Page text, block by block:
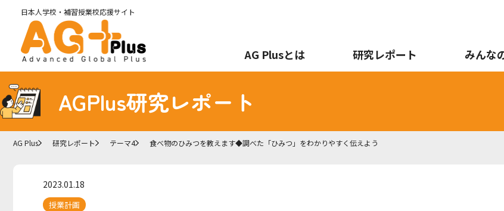
日本人学校・補習授業校応援サイト
AG Plusとは 研究レポート みんな
AGPlus研究レポート
AG Plus 研究レポート テーマ4 食べ物のひみつを教えます◆調べた「ひみつ」をわかりやすく伝えよう
2023.01.18
授業計画